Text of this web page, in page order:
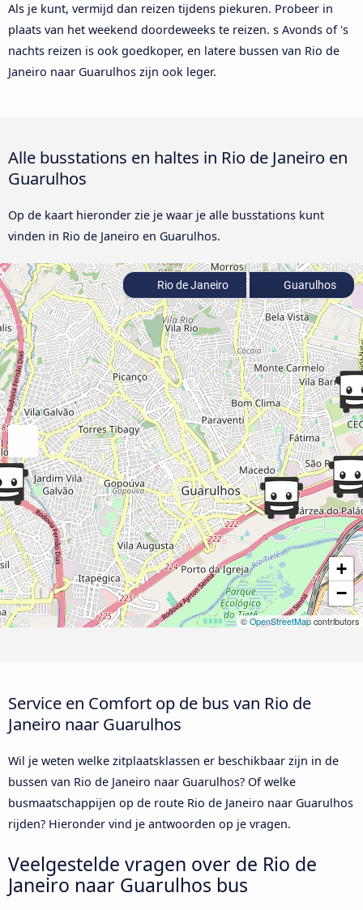
Als je kunt, vermijd dan reizen tijdens piekuren. Probeer in
plaats van het weekend doordeweeks te reizen. s Avonds of 's
nachts reizen is ook goedkoper, en latere bussen van Rio de
Janeiro naar Guarulhos zijn ook leger.
Alle busstations en haltes in Rio de Janeiro en
Guarulhos
Op de kaart hieronder zie je waar je alle busstations kunt
vinden in Rio de Janeiro en Guarulhos.
+
−
©OpenStreetMap contributors
Rio de Janeiro Guarulhos
Service en Comfort op de bus van Rio de
Janeiro naar Guarulhos
Wil je weten welke zitplaatsklassen er beschikbaar zijn in de
bussen van Rio de Janeiro naar Guarulhos? Of welke
busmaatschappijen op de route Rio de Janeiro naar Guarulhos
rijden? Hieronder vind je antwoorden op je vragen.
Veelgestelde vragen over de Rio de
Janeiro naar Guarulhos bus